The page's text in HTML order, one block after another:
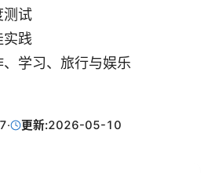
测试
实践
学习、旅行与娱乐
· 更新:2026-05-10